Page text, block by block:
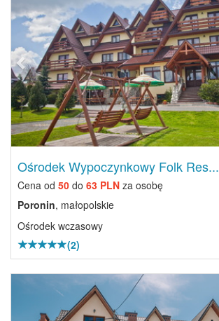
Ośrodek Wypoczynkowy Folk Res...
Cena od 50 do 63 PLN za osobę
Poronin, małopolskie
Ośrodek wczasowy
(2)
Previous